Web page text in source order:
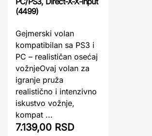
(4499)
Gejmerski volan
kompatibilan sa PS3 i
PC – realističan osećaj
vožnjeOvaj volan za
igranje pruža
realistično i intenzivno
iskustvo vožnje,
kompat ...
7.139,00 RSD